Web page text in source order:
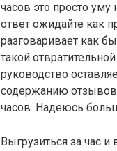
часов это просто
ответ ожидайте как
разговаривает как
такой
руководство
содержанию отзывов
часов. Надеюсь
Выгрузиться за час